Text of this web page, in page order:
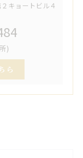
キョートビル４
)
ら